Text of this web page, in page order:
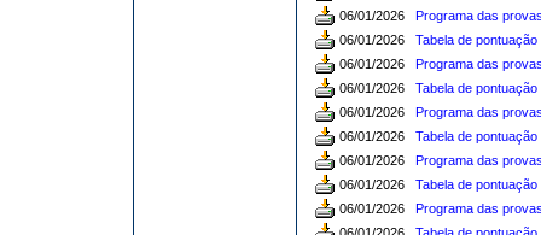
06/01/2026
Programa das
06/01/2026
Tabela de
06/01/2026
Programa das
06/01/2026
Tabela de
06/01/2026
Programa das
06/01/2026
Tabela de
06/01/2026
Programa das
06/01/2026
Tabela de
06/01/2026
Programa das